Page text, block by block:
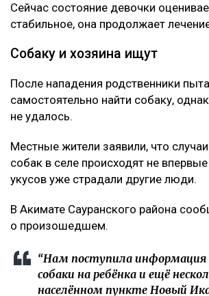
Сейчас состояние девочки
стабильное, она продолжает
Собаку и хозяина ищут
После нападения родственники
самостоятельно найти собаку,
не удалось.
Местные жители заявили, что
собак в селе происходят не
укусов уже страдали другие люди.
В Акимате Сауранского района
о произошедшем.
“Нам поступила информация
собаки на ребёнка и ещё
населённом пункте Новый